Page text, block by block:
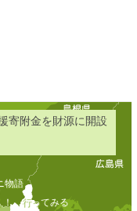
寄附金を財源に開設
物語
！ 行ってみる